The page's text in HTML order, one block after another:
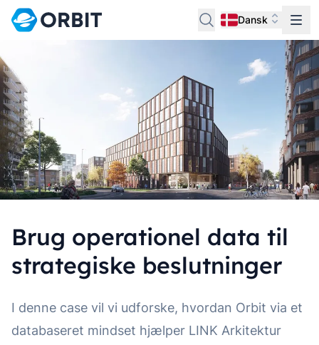
Dansk
Brug operationel data til
strategiske beslutninger
I denne case vil vi udforske, hvordan Orbit via et
databaseret mindset hjælper LINK Arkitektur